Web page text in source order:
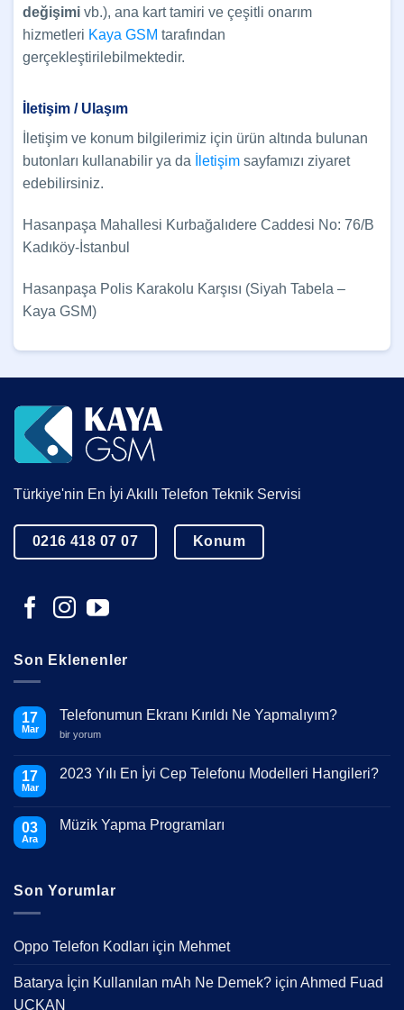
değişimi vb.), ana kart tamiri ve çeşitli onarım
hizmetleri Kaya GSM tarafından
gerçekleştirilebilmektedir.
İletişim / Ulaşım
İletişim ve konum bilgilerimiz için ürün altında bulunan
butonları kullanabilir ya da
İletişim sayfamızı ziyaret
edebilirsiniz.
Hasanpaşa Mahallesi Kurbağalıdere Caddesi No: 76/B
Kadıköy-İstanbul
Hasanpaşa Polis Karakolu Karşısı (Siyah Tabela –
Kaya GSM)
Türkiye'nin En İyi Akıllı Telefon Teknik Servisi
0216 418 07 07 Konum
Son Eklenenler
17
Mar
Telefonumun Ekranı Kırıldı Ne Yapmalıyım?
Telefonumun
Ne
Yapmalıyım?
bir yorum
17
Mar
2023 Yılı En İyi Cep Telefonu Modelleri Hangileri?
Yılı
Modelleri
Hangileri?
03
Ara
Müzik Yapma Programları
Programları
Son Yorumlar
Oppo Telefon Kodları için Mehmet
Batarya İçin Kullanılan mAh Ne Demek? için Ahmed Fuad
UÇKAN